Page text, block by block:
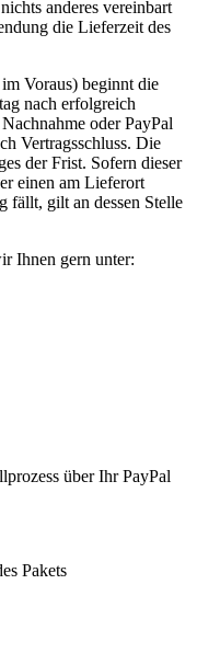
anderes vereinbart
die Lieferzeit des
Voraus) beginnt die
nach erfolgreich
oder PayPal
Vertragsschluss. Die
der Frist. Sofern dieser
einen am Lieferort
fällt, gilt an dessen Stelle
Ihnen gern unter:
über Ihr PayPal
Pakets